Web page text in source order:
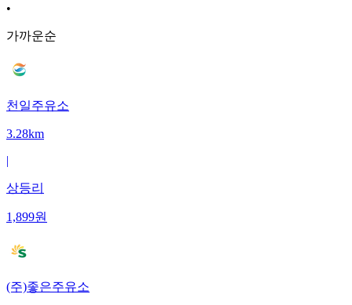
•
가까운순
천일주유소
3.28km
|
상등리
1,899원
(주)좋은주유소